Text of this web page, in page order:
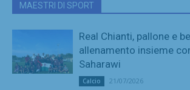
MAESTRI DI SPORT
Real Chianti, pallone e
allenamento insieme
Saharawi
Calcio 21/07/2026